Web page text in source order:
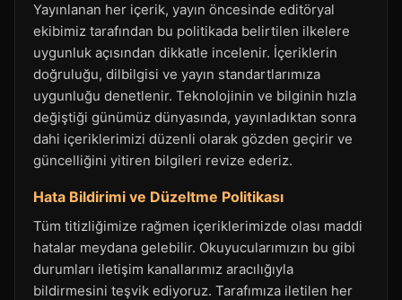
Yayınlanan her içerik, yayın öncesinde editöryal
ekibimiz tarafından bu politikada belirtilen ilkelere
uygunluk açısından dikkatle incelenir. İçeriklerin
doğruluğu, dilbilgisi ve yayın standartlarımıza
uygunluğu denetlenir. Teknolojinin ve bilginin hızla
değiştiği günümüz dünyasında, yayınladıktan sonra
dahi içeriklerimizi düzenli olarak gözden geçirir ve
güncelliğini yitiren bilgileri revize ederiz.
Hata Bildirimi ve Düzeltme Politikası
Tüm titizliğimize rağmen içeriklerimizde olası maddi
hatalar meydana gelebilir. Okuyucularımızın bu gibi
durumları iletişim kanallarımız aracılığıyla
bildirmesini teşvik ediyoruz. Tarafımıza iletilen her